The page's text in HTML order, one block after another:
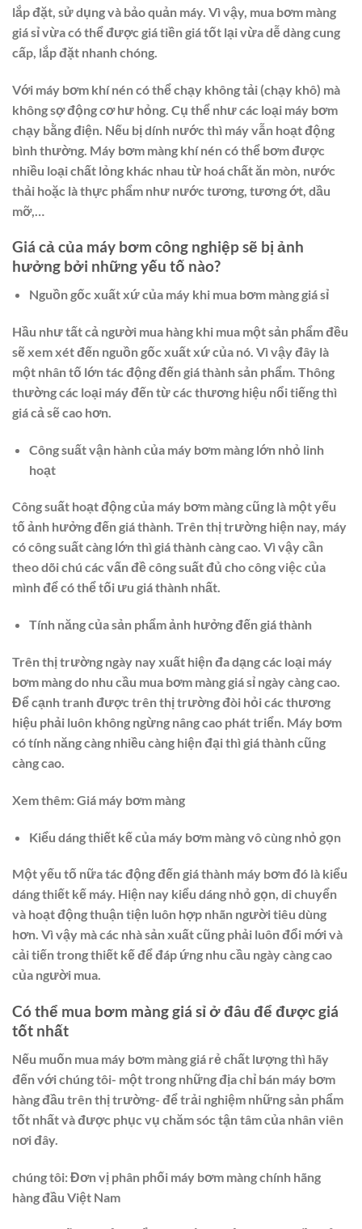
lắp đặt, sử dụng và bảo quản máy. Vì vậy, mua bơm màng
giá sỉ vừa có thể được giá tiền giá tốt lại vừa dễ dàng cung
cấp, lắp đặt nhanh chóng.
Với máy bơm khí nén có thể chạy không tải (chạy khô) mà
không sợ động cơ hư hỏng. Cụ thể như các loại máy bơm
chạy bằng điện. Nếu bị dính nước thì máy vẫn hoạt động
bình thường. Máy bơm màng khí nén có thể bơm được
nhiều loại chất lỏng khác nhau từ hoá chất ăn mòn, nước
thải hoặc là thực phẩm như nước tương, tương ớt, dầu
mỡ,…
Giá cả của máy bơm công nghiệp sẽ bị ảnh
hưởng bởi những yếu tố nào?
Nguồn gốc xuất xứ của máy khi mua bơm màng giá sỉ
Hầu như tất cả người mua hàng khi mua một sản phẩm đều
sẽ xem xét đến nguồn gốc xuất xứ của nó. Vì vậy đây là
một nhân tố lớn tác động đến giá thành sản phẩm. Thông
thường các loại máy đến từ các thương hiệu nổi tiếng thì
giá cả sẽ cao hơn.
Công suất vận hành của máy bơm màng lớn nhỏ linh
hoạt
Công suất hoạt động của máy bơm màng cũng là một yếu
tố ảnh hưởng đến giá thành. Trên thị trường hiện nay, máy
có công suất càng lớn thì giá thành càng cao. Vì vậy cần
theo dõi chú các vấn đề công suất đủ cho công việc của
mình để có thể tối ưu giá thành nhất.
Tính năng của sản phẩm ảnh hưởng đến giá thành
Trên thị trường ngày nay xuất hiện đa dạng các loại máy
bơm màng do nhu cầu mua bơm màng giá sỉ ngày càng cao.
Để cạnh tranh được trên thị trường đòi hỏi các thương
hiệu phải luôn không ngừng nâng cao phát triển. Máy bơm
có tính năng càng nhiều càng hiện đại thì giá thành cũng
càng cao.
Xem thêm: Giá máy bơm màng
Kiểu dáng thiết kế của máy bơm màng vô cùng nhỏ gọn
Một yếu tố nữa tác động đến giá thành máy bơm đó là kiểu
dáng thiết kế máy. Hiện nay kiểu dáng nhỏ gọn, di chuyển
và hoạt động thuận tiện luôn hợp nhãn người tiêu dùng
hơn. Vì vậy mà các nhà sản xuất cũng phải luôn đổi mới và
cải tiến trong thiết kế để đáp ứng nhu cầu ngày càng cao
của người mua.
Có thể mua bơm màng giá sỉ ở đâu để được giá
tốt nhất
Nếu muốn mua máy bơm màng giá rẻ chất lượng thì hãy
đến với chúng tôi- một trong những địa chỉ bán máy bơm
hàng đầu trên thị trường- để trải nghiệm những sản phẩm
tốt nhất và được phục vụ chăm sóc tận tâm của nhân viên
nơi đây.
chúng tôi: Đơn vị phân phối máy bơm màng chính hãng
hàng đầu Việt Nam